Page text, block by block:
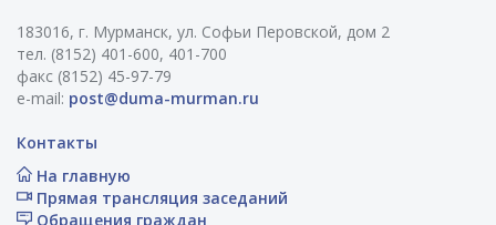
183016, г. Мурманск, ул. Софьи Перовской, дом 2
тел. (8152) 401-600, 401-700
факс (8152) 45-97-79
e-mail: post@duma-murman.ru
Контакты
На главную
Прямая трансляция заседаний
Обращения граждан